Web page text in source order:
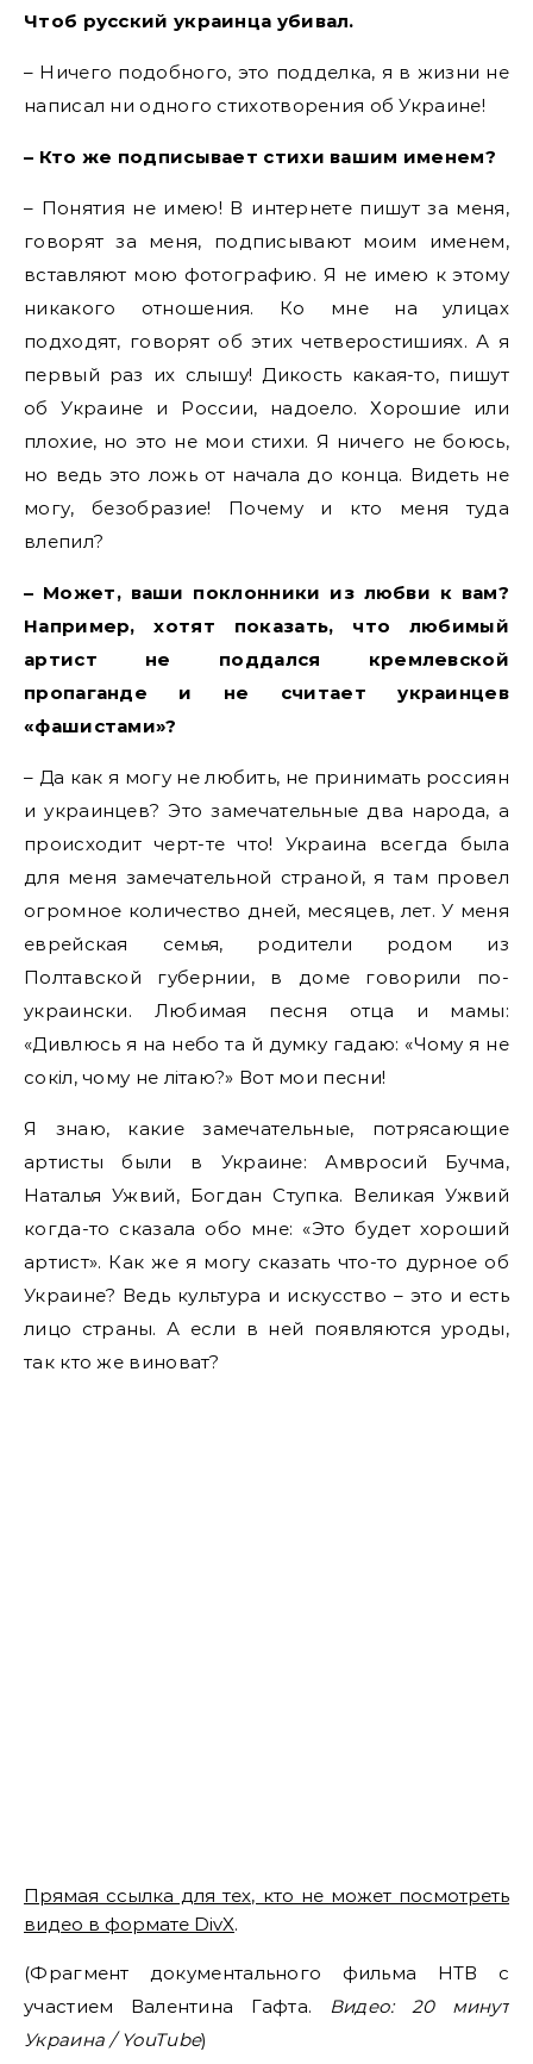
Чтоб русский украинца убивал.
– Ничего подобного, это подделка, я в жизни не
написал ни одного стихотворения об Украине!
– Кто же подписывает стихи вашим именем?
– Понятия не имею! В интернете пишут за меня,
говорят за меня, подписывают моим именем,
вставляют мою фотографию. Я не имею к этому
никакого отношения. Ко мне на улицах
подходят, говорят об этих четверостишиях. А я
первый раз их слышу! Дикость какая-то, пишут
об Украине и России, надоело. Хорошие или
плохие, но это не мои стихи. Я ничего не боюсь,
но ведь это ложь от начала до конца. Видеть не
могу, безобразие! Почему и кто меня туда
влепил?
– Может, ваши поклонники из любви к вам?
Например, хотят показать, что любимый
артист не поддался кремлевской
пропаганде и не считает украинцев
«фашистами»?
– Да как я могу не любить, не принимать россиян
и украинцев? Это замечательные два народа, а
происходит черт-те что! Украина всегда была
для меня замечательной страной, я там провел
огромное количество дней, месяцев, лет. У меня
еврейская семья, родители родом из
Полтавской губернии, в доме говорили по-
украински. Любимая песня отца и мамы:
«Дивлюсь я на небо та й думку гадаю: «Чому я не
сокіл, чому не літаю?» Вот мои песни!
Я знаю, какие замечательные, потрясающие
артисты были в Украине: Амвросий Бучма,
Наталья Ужвий, Богдан Ступка. Великая Ужвий
когда-то сказала обо мне: «Это будет хороший
артист». Как же я могу сказать что-то дурное об
Украине? Ведь культура и искусство – это и есть
лицо страны. А если в ней появляются уроды,
так кто же виноват?
Прямая ссылка для тех, кто не может посмотреть
видео в формате DivX.
(Фрагмент документального фильма НТВ с
участием Валентина Гафта. Видео: 20 минут
Украина / YouTube)